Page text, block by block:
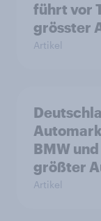
führt vor
grösster
Artikel
BMW
größter
Artikel